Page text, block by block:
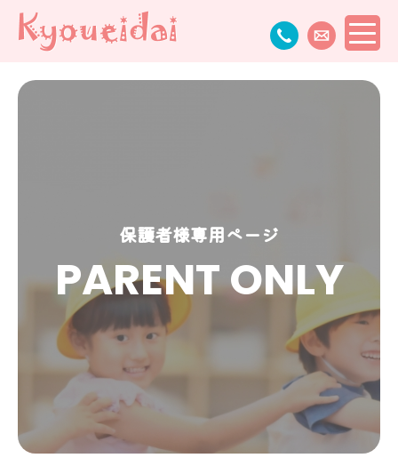
保護者様専用ページ
PARENT ONLY